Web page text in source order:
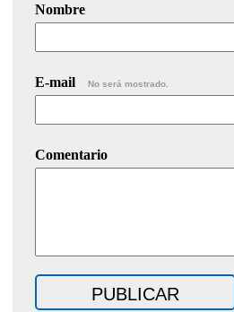
Nombre
E-mail No será mostrado.
Comentario